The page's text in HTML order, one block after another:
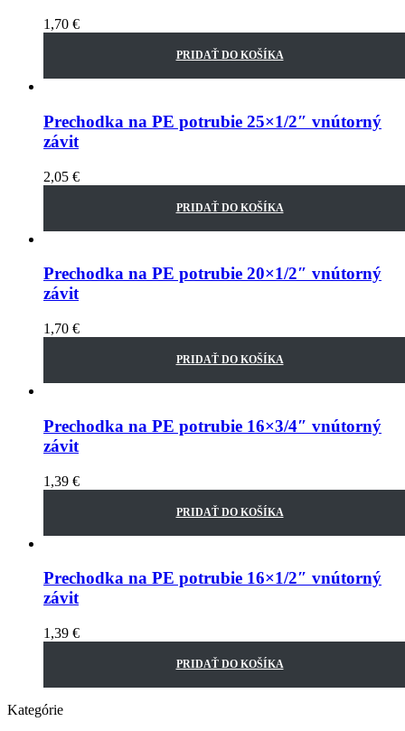
1,70 €
PRIDAŤ DO KOŠÍKA
Prechodka na PE potrubie 25×1/2″ vnútorný
závit
2,05 €
PRIDAŤ DO KOŠÍKA
Prechodka na PE potrubie 20×1/2″ vnútorný
závit
1,70 €
PRIDAŤ DO KOŠÍKA
Prechodka na PE potrubie 16×3/4″ vnútorný
závit
1,39 €
PRIDAŤ DO KOŠÍKA
Prechodka na PE potrubie 16×1/2″ vnútorný
závit
1,39 €
PRIDAŤ DO KOŠÍKA
Kategórie